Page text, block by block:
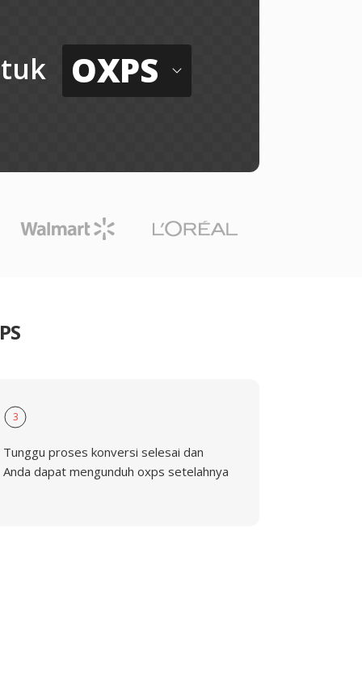
OXPS
3
Tunggu proses konversi selesai dan
Anda dapat mengunduh oxps setelahnya